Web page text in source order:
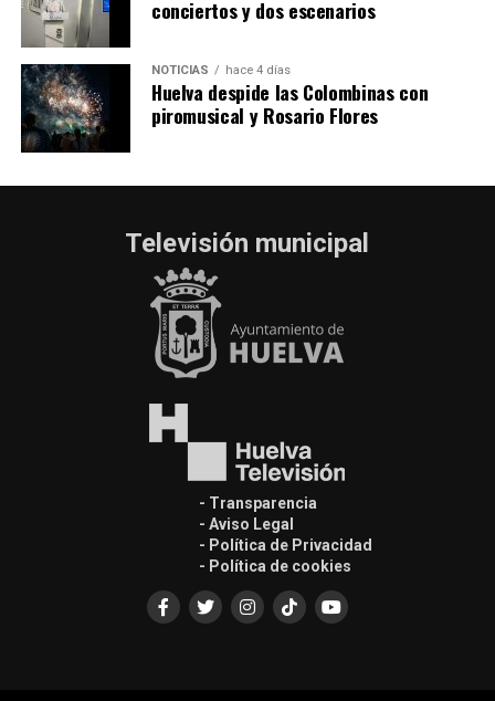
conciertos y dos escenarios
NOTICIAS hace 4 días
Huelva despide las Colombinas con
piromusical y Rosario Flores
Televisión municipal
- Transparencia
- Aviso Legal
- Política de Privacidad
- Política de cookies